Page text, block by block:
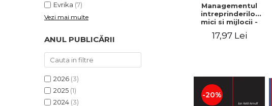
Evrika (7)
Vezi mai multe
ANUL PUBLICĂRII
2026 (3)
2025 (1)
2024 (3)
Managementul
intreprinderilor
mici si mijlocii -
Elena David,
Mihaela-Mirela
17,97 Lei
-20%